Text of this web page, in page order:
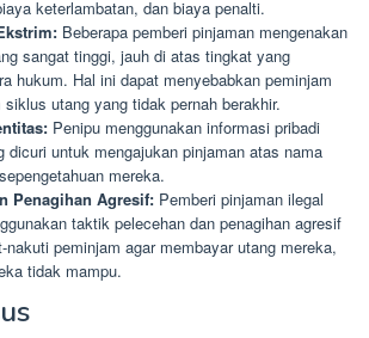
keterlambatan, dan biaya penalti.
Beberapa pemberi pinjaman mengenakan
sangat tinggi, jauh di atas tingkat yang
hukum. Hal ini dapat menyebabkan peminjam
utang yang tidak pernah berakhir.
Penipu menggunakan informasi pribadi
dicuri untuk mengajukan pinjaman atas nama
mereka.
Penagihan Agresif: Pemberi pinjaman ilegal
taktik pelecehan dan penagihan agresif
nakuti peminjam agar membayar utang mereka,
tidak mampu.